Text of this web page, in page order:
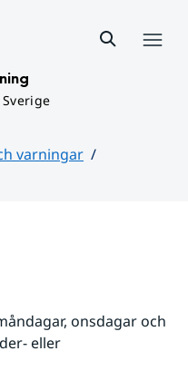
varningar
onsdagar och
eller